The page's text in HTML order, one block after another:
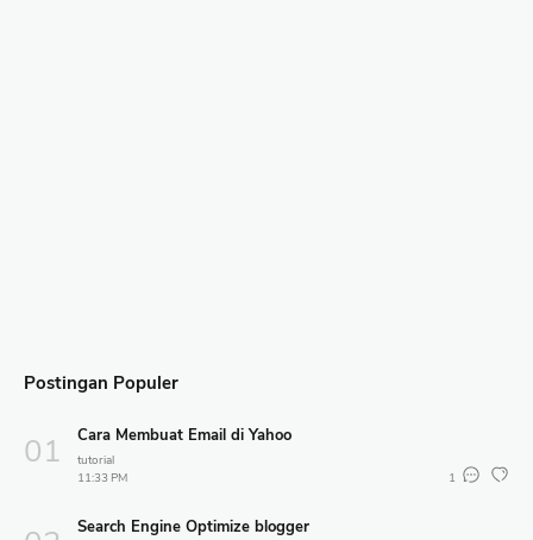
Postingan Populer
Cara Membuat Email di Yahoo
tutorial
11:33 PM
1
Search Engine Optimize blogger